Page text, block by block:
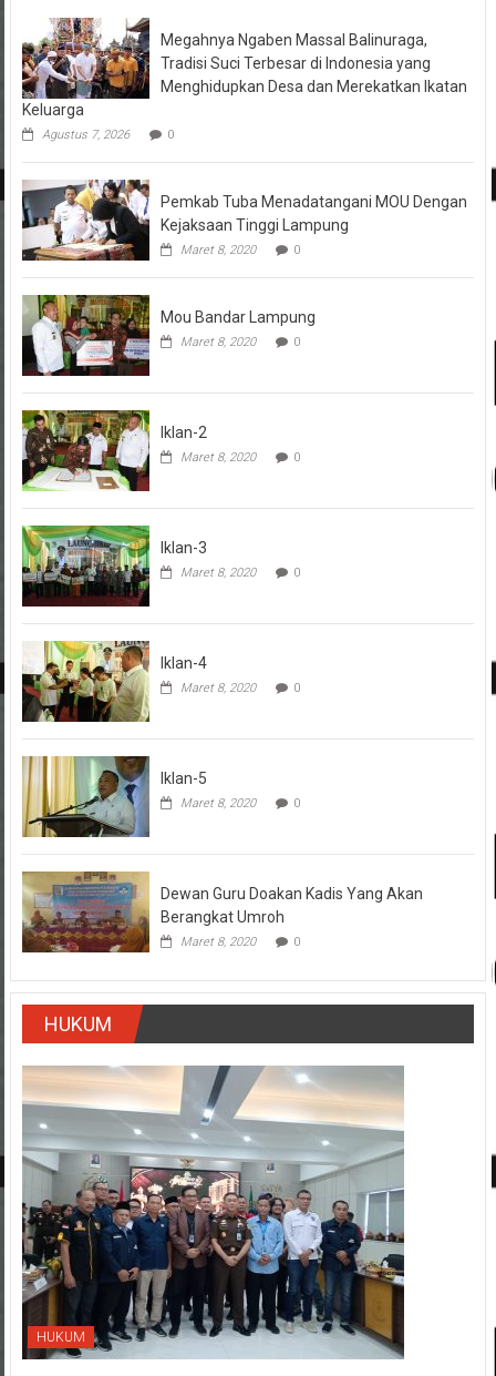
Megahnya Ngaben Massal Balinuraga,
Tradisi Suci Terbesar di Indonesia yang
Menghidupkan Desa dan Merekatkan Ikatan
Keluarga
Agustus 7, 2026 0
Pemkab Tuba Menadatangani MOU Dengan
Kejaksaan Tinggi Lampung
Maret 8, 2020 0
Mou Bandar Lampung
Maret 8, 2020 0
Iklan-2
Maret 8, 2020 0
Iklan-3
Maret 8, 2020 0
Iklan-4
Maret 8, 2020 0
Iklan-5
Maret 8, 2020 0
Dewan Guru Doakan Kadis Yang Akan
Berangkat Umroh
Maret 8, 2020 0
HUKUM
HUKUM